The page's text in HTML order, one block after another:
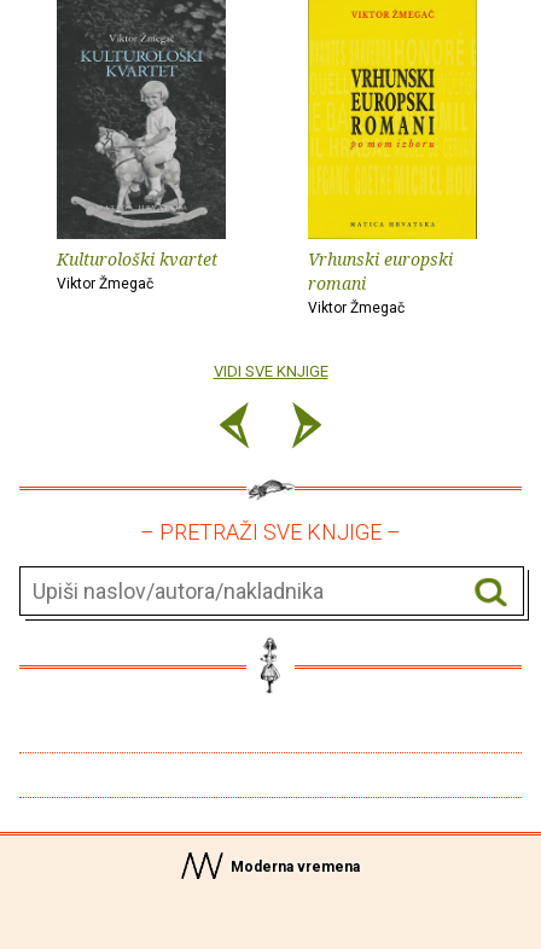
Kulturološki kvartet
Viktor Žmegač
Vrhunski europski
romani
Viktor Žmegač
VIDI SVE KNJIGE
– PRETRAŽI SVE KNJIGE –
Moderna vremena